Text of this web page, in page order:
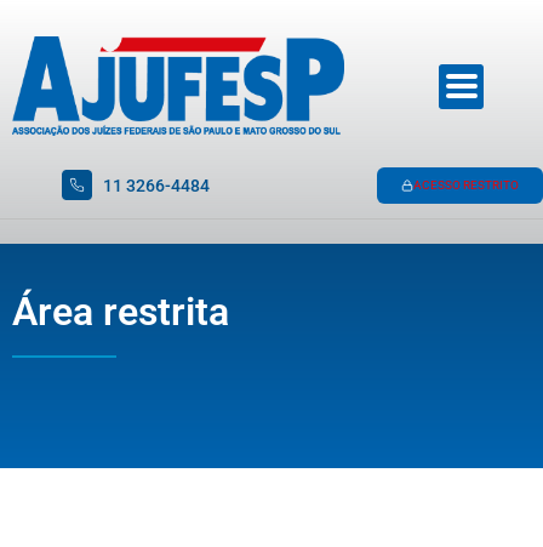
11 3266-4484 ACESSO RESTRITO
Área restrita